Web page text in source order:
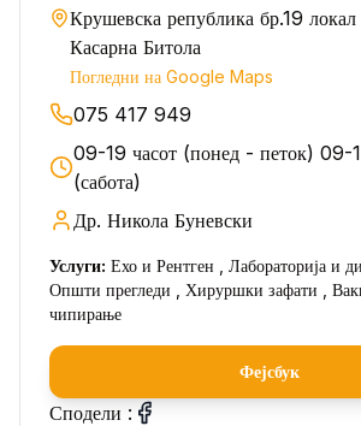
Крушевска република бр.19
Касарна Битола
Погледни на Google Maps
075 417 949
09-19 часот (понед - петок) 09-
(сабота)
Др. Никола Буневски
Услуги: Ехо и Рентген , Лабораторија и
Општи прегледи , Хируршки зафати ,
чипирање
Фејсбук
Сподели :